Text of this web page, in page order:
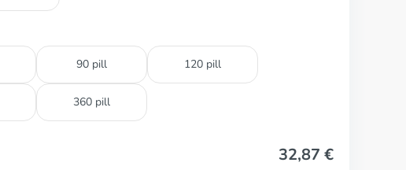
90 pill 120 pill
360 pill
32,87 €